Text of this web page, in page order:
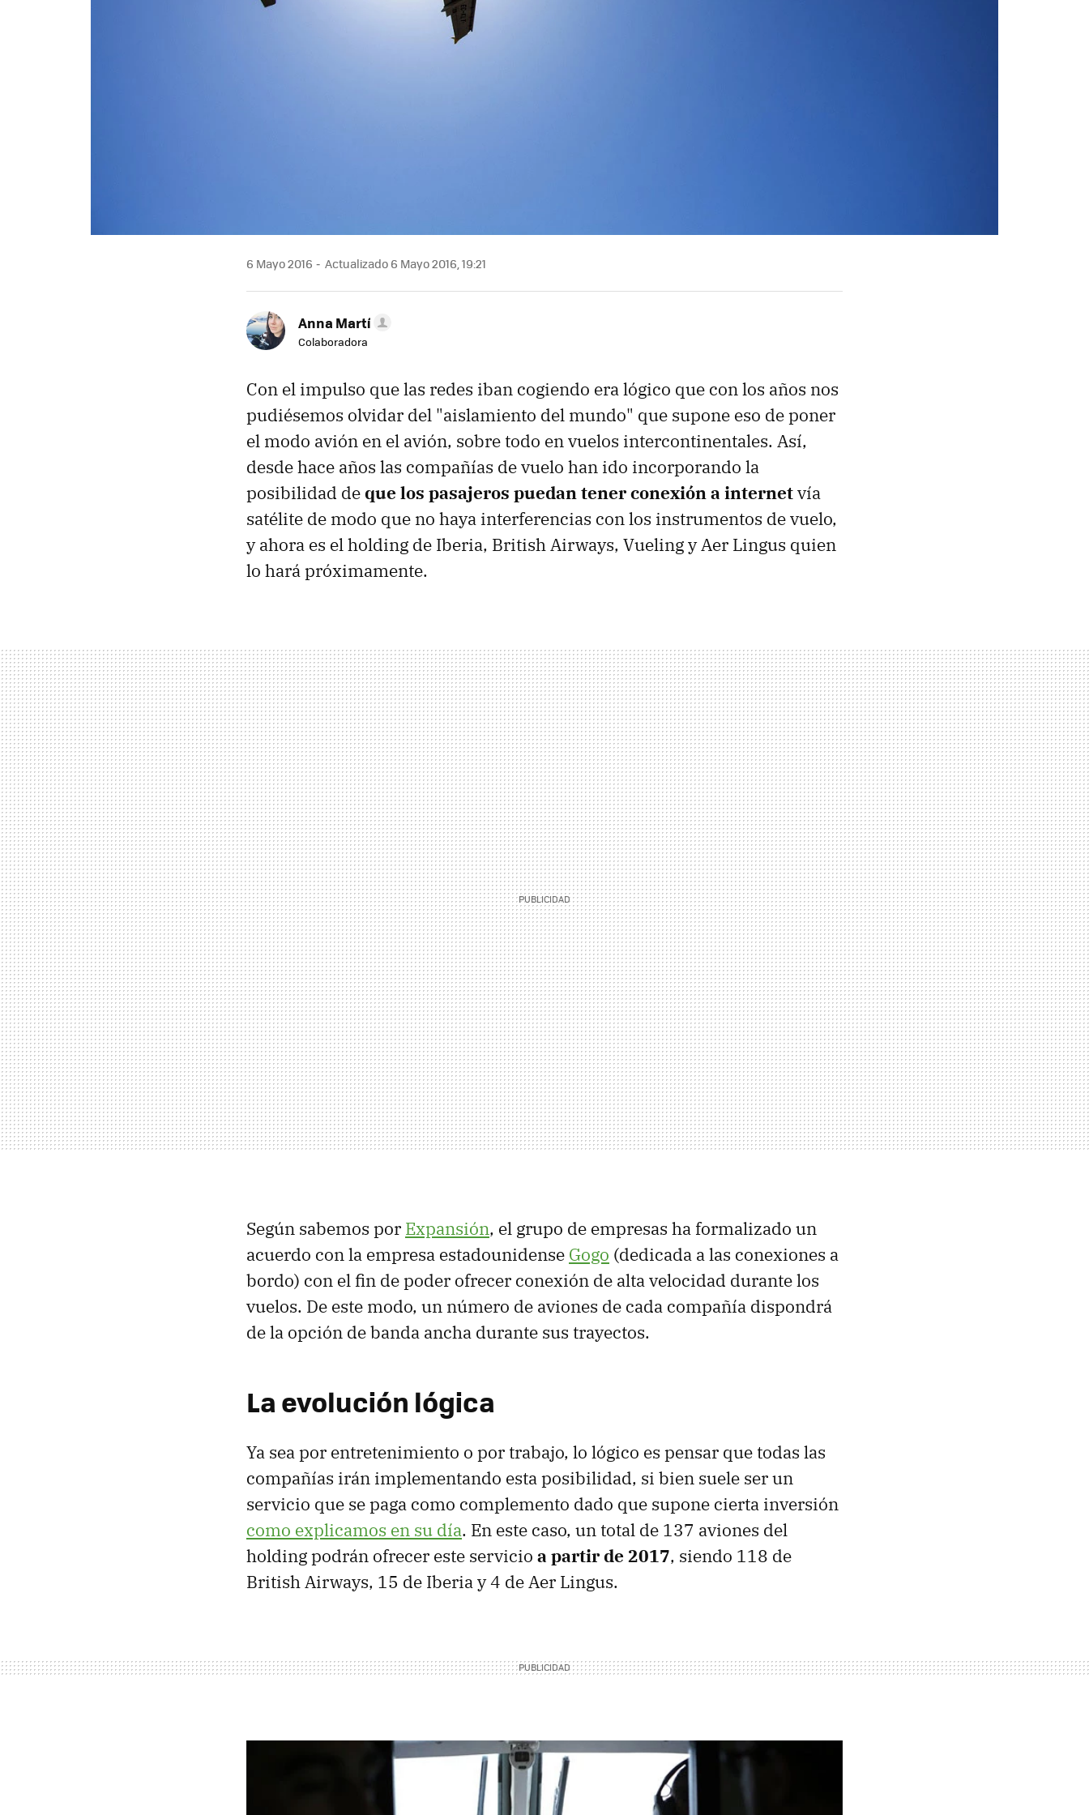
6 Mayo 2016 Actualizado 6 Mayo 2016, 19:21
Anna Martí
Colaboradora
Con el impulso que las redes iban cogiendo era lógico que con los años nos
pudiésemos olvidar del "aislamiento del mundo" que supone eso de poner
el modo avión en el avión, sobre todo en vuelos intercontinentales. Así,
desde hace años las compañías de vuelo han ido incorporando la
posibilidad deque los pasajeros puedan tener conexión a internetvía
satélite de modo que no haya interferencias con los instrumentos de vuelo,
y ahora es el holding de Iberia, British Airways, Vueling y Aer Lingus quien
lo hará próximamente.
Según sabemos por Expansión, el grupo de empresas ha formalizado un
acuerdo con la empresa estadounidense Gogo (dedicada a las conexiones a
bordo) con el fin de poder ofrecer conexión de alta velocidad durante los
vuelos. De este modo, un número de aviones de cada compañía dispondrá
de la opción de banda ancha durante sus trayectos.
La evolución lógica
Ya sea por entretenimiento o por trabajo, lo lógico es pensar que todas las
compañías irán implementando esta posibilidad, si bien suele ser un
servicio que se paga como complemento dado que supone cierta inversión
como explicamos en su día. En este caso, un total de 137 aviones del
holding podrán ofrecer este servicio a partir de 2017, siendo 118 de
British Airways, 15 de Iberia y 4 de Aer Lingus.